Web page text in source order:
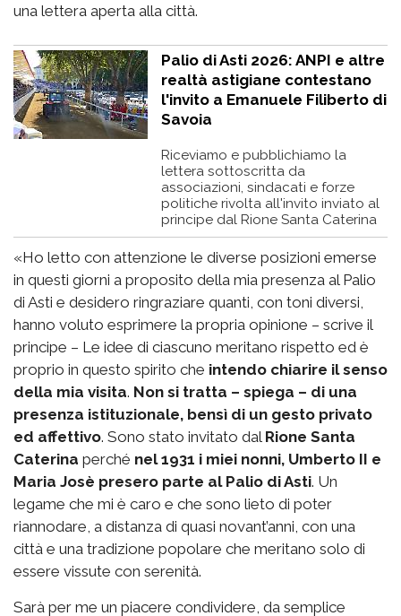
una lettera aperta alla città.
Palio di Asti 2026: ANPI e altre
realtà astigiane contestano
l'invito a Emanuele Filiberto di
Savoia
Riceviamo e pubblichiamo la
lettera sottoscritta da
associazioni, sindacati e forze
politiche rivolta all'invito inviato al
principe dal Rione Santa Caterina
«Ho letto con attenzione le diverse posizioni emerse
in questi giorni a proposito della mia presenza al Palio
di Asti e desidero ringraziare quanti, con toni diversi,
hanno voluto esprimere la propria opinione – scrive il
principe – Le idee di ciascuno meritano rispetto ed è
proprio in questo spirito che intendo chiarire il senso
della mia visita. Non si tratta – spiega – di una
presenza istituzionale, bensì di un gesto privato
ed affettivo. Sono stato invitato dal Rione Santa
Caterina perché nel 1931 i miei nonni, Umberto II e
Maria Josè presero parte al Palio di Asti. Un
legame che mi è caro e che sono lieto di poter
riannodare, a distanza di quasi novant’anni, con una
città e una tradizione popolare che meritano solo di
essere vissute con serenità.
Sarà per me un piacere condividere, da semplice